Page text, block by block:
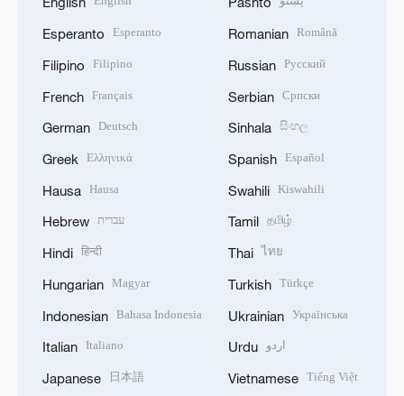
Esperanto Esperanto
Filipino Filipino
French Français
German Deutsch
Greek Ελληνικά
Hausa Hausa
Hebrew עברית
Hindi हिन्दी
Hungarian Magyar
Indonesian Bahasa Indonesia
Italian Italiano
Japanese 日本語
Romanian Română
Russian Русский
Serbian Српски
Sinhala සිංහල
Spanish Español
Swahili Kiswahili
Tamil தமிழ்
Thai ไทย
Turkish Türkçe
Ukrainian Українська
Urdu اردو
Vietnamese Tiếng Việt